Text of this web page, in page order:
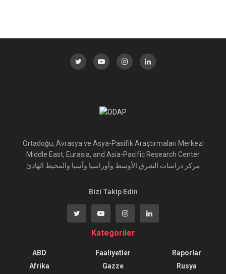
Ortadoğu, Avrasya ve Asya-Pasifik Araştırmaları Merkezi
Middle East, Eurasia, and Asia-Pacific Research Center
مركز دراسات الشرق الأوسط وأوراسيا وآسيا والمحيط الهادئ
Bizi Takip Edin
Kategoriler
ABD
Afrika
Faaliyetler
Gazze
Raporlar
Rusya